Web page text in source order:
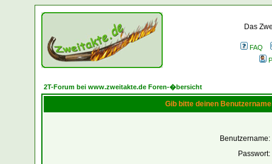
Das
FAQ
2T-Forum bei www.zweitakte.de Foren-�bersicht
Gib bitte deinen
Benutzername:
Passwort: